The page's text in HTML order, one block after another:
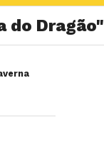
do Dragão"